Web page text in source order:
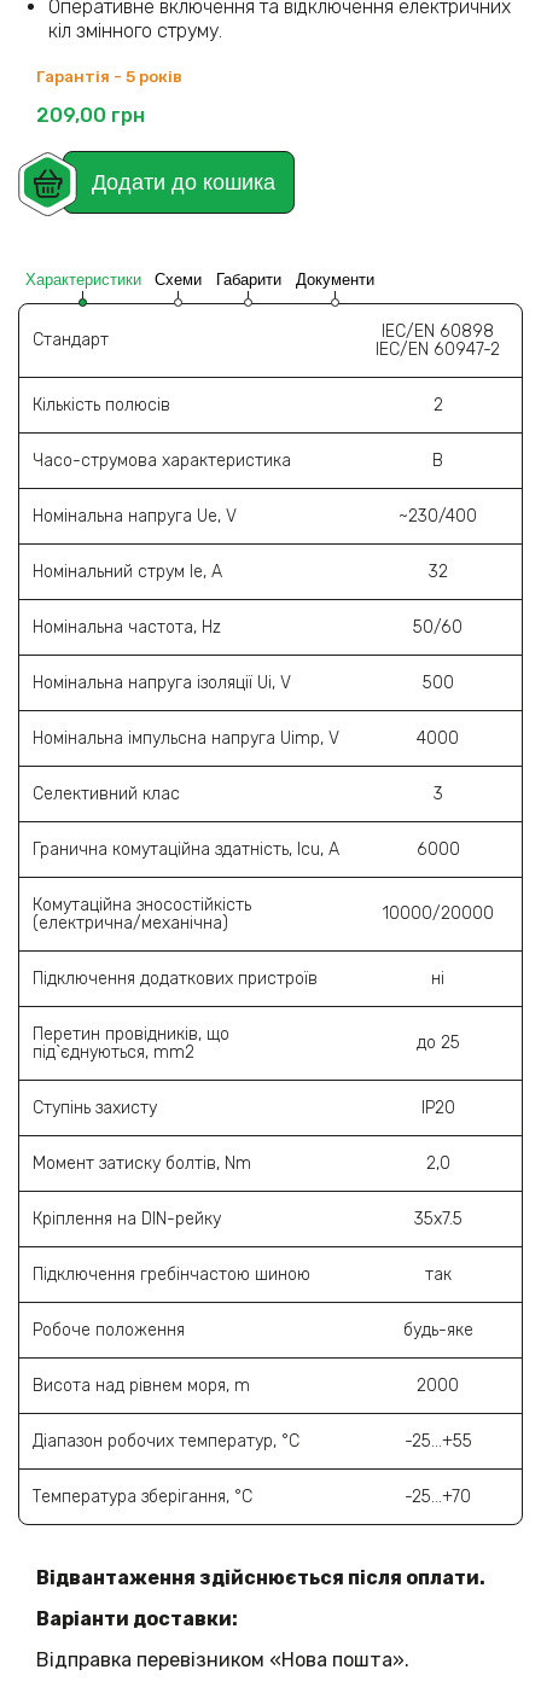
Оперативне включення та відключення електричних
кіл змінного струму.
Гарантія - 5 років
209,00 грн
Додати до кошика
Характеристики Схеми Габарити Документи
Стандарт
IEC/EN 60898
IEC/EN 60947-2
Кількість полюсів 2
Часо-струмова характеристика B
Номінальна напруга Ue, V ~230/400
Номінальний струм Ie, A 32
Номінальна частота, Hz 50/60
Номінальна напруга ізоляції Ui, V 500
Номінальна імпульсна напруга Uimp, V 4000
Селективний клас 3
Гранична комутаційна здатність, Icu, A 6000
Комутаційна зносостійкість
(електрична/механічна)
10000/20000
Підключення додаткових пристроїв ні
Перетин провідників, що
під`єднуються, mm2
до 25
Ступінь захисту ІР20
Момент затиску болтів, Nm 2,0
Кріплення на DIN-рейку 35х7.5
Підключення гребінчастою шиною так
Робоче положення будь-яке
Висота над рівнем моря, m 2000
Діапазон робочих температур, °C -25…+55
Температура зберігання, °C -25…+70
Відвантаження здійснюється після оплати.
Варіанти доставки:
Відправка перевізником «Нова пошта».